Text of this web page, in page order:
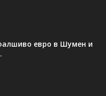
евро в Шумен и